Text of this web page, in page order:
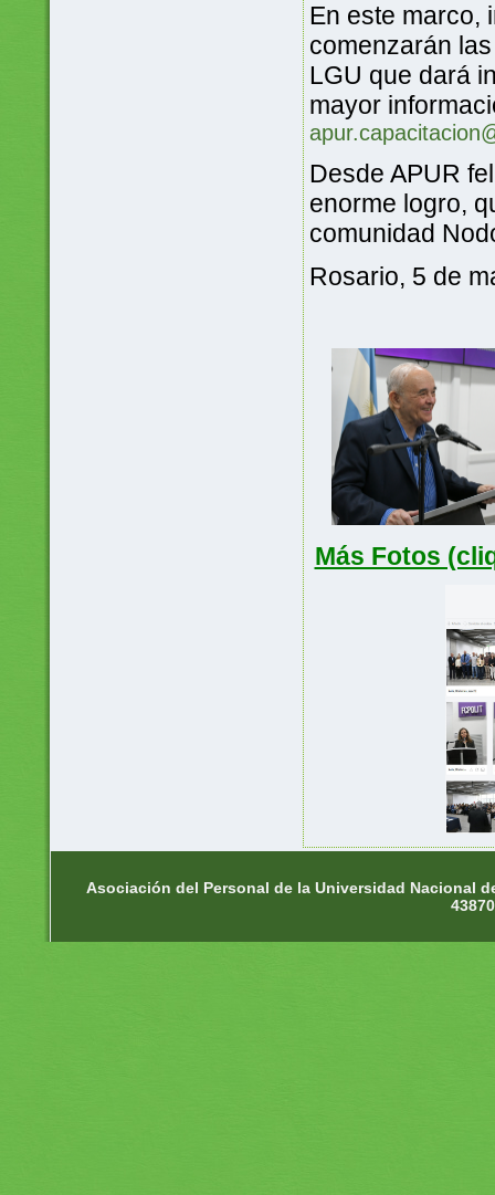
En este marco,
comenzarán
LGU que dará
mayor
Desde APUR
enorme logro,
comunidad
Rosario, 5 de
Más Fotos
Asociación del Personal de la Universidad Nacional